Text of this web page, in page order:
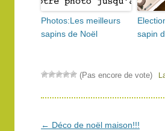
Photos:Les meilleurs
sapins de Noël
sapin
(Pas encore de vote)
Navigation
← Déco de noël maison!!!